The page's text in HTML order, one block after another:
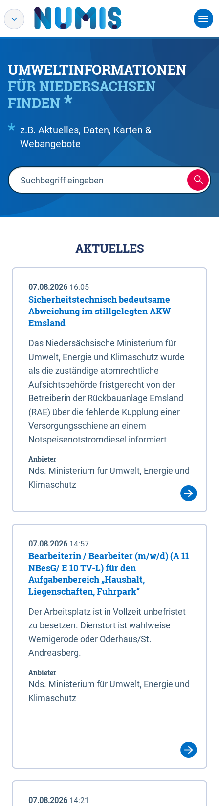
UMWELTINFORMATIONEN
FÜR NIEDERSACHSEN
FINDEN
z.B. Aktuelles, Daten, Karten &
Webangebote
AKTUELLES
07.08.2026 16:05
Sicherheitstechnisch bedeutsame
Abweichung im stillgelegten AKW
Emsland
Das Niedersächsische Ministerium für
Umwelt, Energie und Klimaschutz wurde
als die zuständige atomrechtliche
Aufsichtsbehörde fristgerecht von der
Betreiberin der Rückbauanlage Emsland
(RAE) über die fehlende Kupplung einer
Versorgungsschiene an einem
Notspeisenotstromdiesel informiert.
Anbieter
Nds. Ministerium für Umwelt, Energie und
Klimaschutz
07.08.2026 14:57
Bearbeiterin / Bearbeiter (m/w/d) (A 11
NBesG/ E 10 TV-L) für den
Aufgabenbereich „Haushalt,
Liegenschaften, Fuhrpark“
Der Arbeitsplatz ist in Vollzeit unbefristet
zu besetzen. Dienstort ist wahlweise
Wernigerode oder Oderhaus/St.
Andreasberg.
Anbieter
Nds. Ministerium für Umwelt, Energie und
Klimaschutz
07.08.2026 14:21